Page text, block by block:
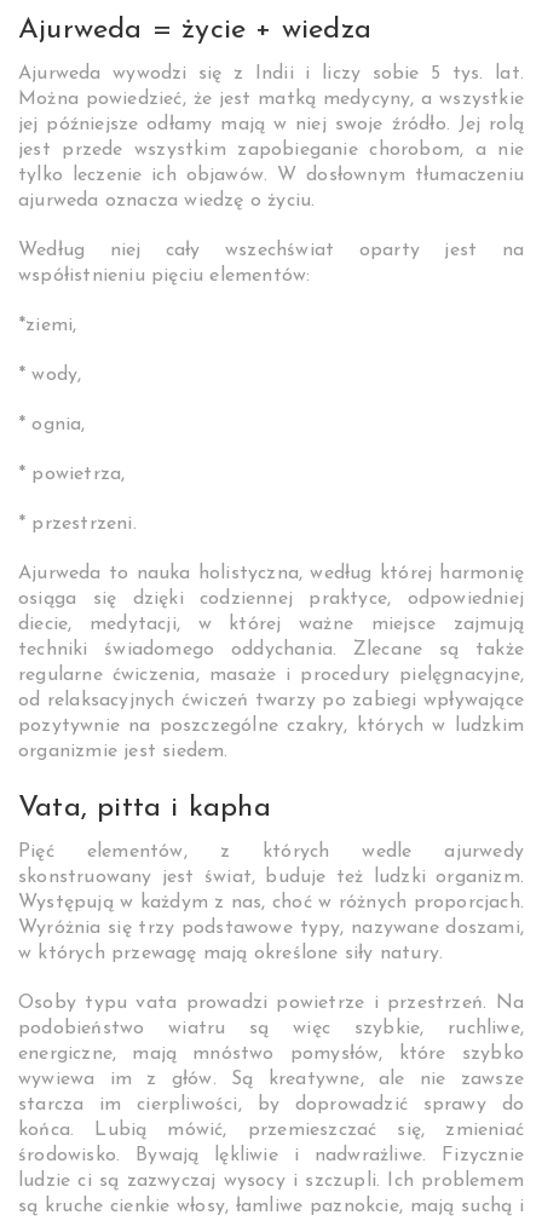
Ajurweda = życie + wiedza
Ajurweda wywodzi się z Indii i liczy sobie 5 tys. lat.
Można powiedzieć, że jest matką medycyny, a wszystkie
jej późniejsze odłamy mają w niej swoje źródło. Jej rolą
jest przede wszystkim zapobieganie chorobom, a nie
tylko leczenie ich objawów. W dosłownym tłumaczeniu
ajurweda oznacza wiedzę o życiu.
Według niej cały wszechświat oparty jest na
współistnieniu pięciu elementów:
*ziemi,
* wody,
* ognia,
* powietrza,
* przestrzeni.
Ajurweda to nauka holistyczna, według której harmonię
osiąga się dzięki codziennej praktyce, odpowiedniej
diecie, medytacji, w której ważne miejsce zajmują
techniki świadomego oddychania. Zlecane są także
regularne ćwiczenia, masaże i procedury pielęgnacyjne,
od relaksacyjnych ćwiczeń twarzy po zabiegi wpływające
pozytywnie na poszczególne czakry, których w ludzkim
organizmie jest siedem.
Vata, pitta i kapha
Pięć elementów, z których wedle ajurwedy
skonstruowany jest świat, buduje też ludzki organizm.
Występują w każdym z nas, choć w różnych proporcjach.
Wyróżnia się trzy podstawowe typy, nazywane doszami,
w których przewagę mają określone siły natury.
Osoby typu vata prowadzi powietrze i przestrzeń. Na
podobieństwo wiatru są więc szybkie, ruchliwe,
energiczne, mają mnóstwo pomysłów, które szybko
wywiewa im z głów. Są kreatywne, ale nie zawsze
starcza im cierpliwości, by doprowadzić sprawy do
końca. Lubią mówić, przemieszczać się, zmieniać
środowisko. Bywają lękliwie i nadwrażliwe. Fizycznie
ludzie ci są zazwyczaj wysocy i szczupli. Ich problemem
są kruche cienkie włosy, łamliwe paznokcie, mają suchą i